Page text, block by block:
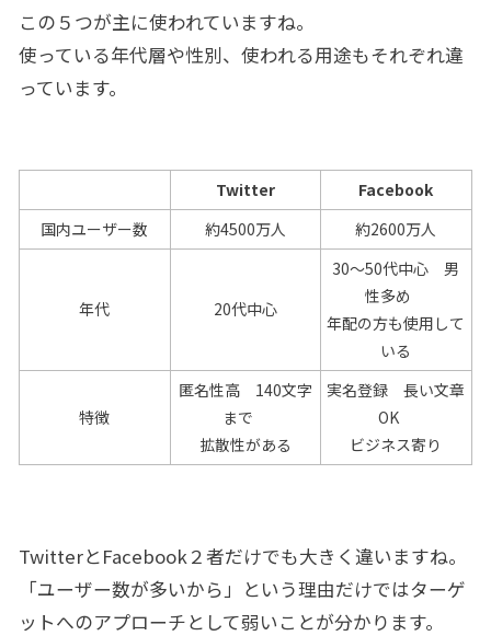
この５つが主に使われていますね。
使っている年代層や性別、使われる用途もそれぞれ違
っています。
Twitter
Facebook
国内ユーザー数
約4500万人 約2600万人
年代 20代中心
30～50代中心 男
性多め
年配の方も使用して
いる
特徴
匿名性高 140文字
まで
拡散性がある
実名登録 長い文章
OK
ビジネス寄り
TwitterとFacebook２者だけでも大きく違いますね。
「ユーザー数が多いから」という理由だけではターゲ
ットへのアプローチとして弱いことが分かります。